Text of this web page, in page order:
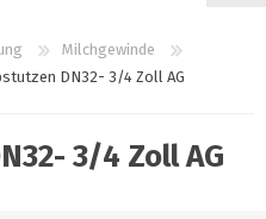
Milchgewinde
DN32- 3/4 Zoll AG
3/4 Zoll AG